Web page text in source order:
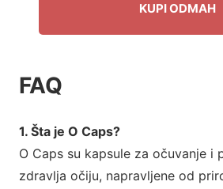
KUPI ODMAH
FAQ
1. Šta je O Caps?
O Caps su kapsule za očuvanje i
zdravlja očiju, napravljene od